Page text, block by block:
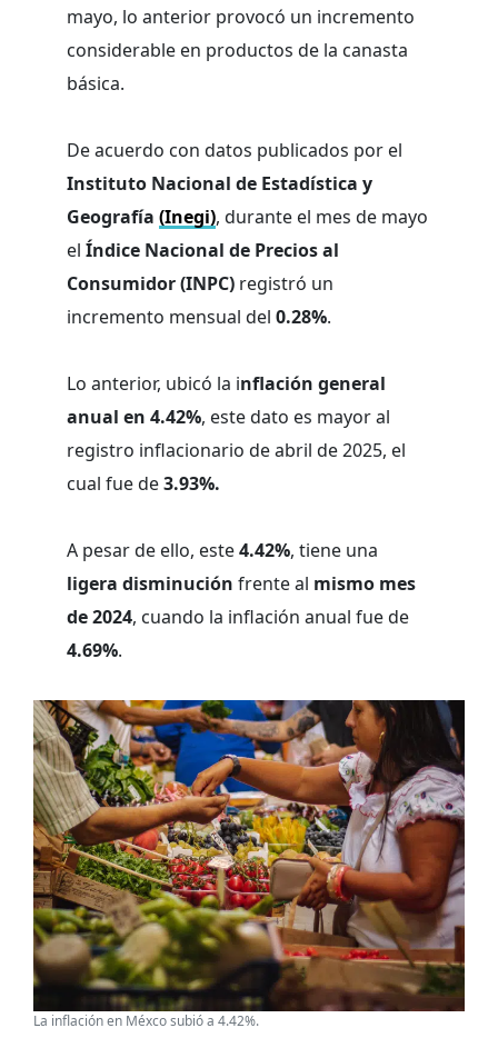
mayo, lo anterior provocó un incremento
considerable en productos de la canasta
básica.
De acuerdo con datos publicados por el
Instituto Nacional de Estadística y
Geografía (Inegi), durante el mes de mayo
el Índice Nacional de Precios al
Consumidor (INPC) registró un
incremento mensual del 0.28%.
Lo anterior, ubicó la inflación general
anual en 4.42%, este dato es mayor al
registro inflacionario de abril de 2025, el
cual fue de3.93%.
A pesar de ello, este4.42%, tiene una
ligera disminución frente al mismo mes
de 2024, cuando la inflación anual fue de
4.69%.
La inflación en Méxco subió a 4.42%.